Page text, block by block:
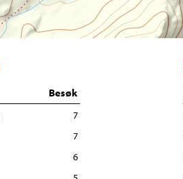
Besøk
7
7
6